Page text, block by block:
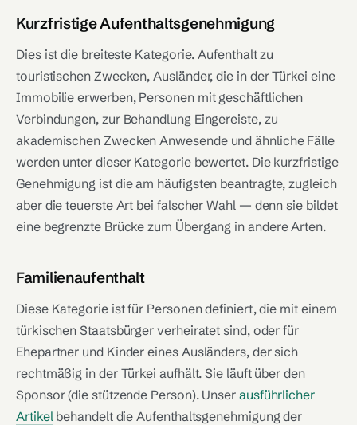
Kurzfristige Aufenthaltsgenehmigung
Dies ist die breiteste Kategorie. Aufenthalt zu
touristischen Zwecken, Ausländer, die in der Türkei eine
Immobilie erwerben, Personen mit geschäftlichen
Verbindungen, zur Behandlung Eingereiste, zu
akademischen Zwecken Anwesende und ähnliche Fälle
werden unter dieser Kategorie bewertet. Die kurzfristige
Genehmigung ist die am häufigsten beantragte, zugleich
aber die teuerste Art bei falscher Wahl — denn sie bildet
eine begrenzte Brücke zum Übergang in andere Arten.
Familienaufenthalt
Diese Kategorie ist für Personen definiert, die mit einem
türkischen Staatsbürger verheiratet sind, oder für
Ehepartner und Kinder eines Ausländers, der sich
rechtmäßig in der Türkei aufhält. Sie läuft über den
Sponsor (die stützende Person). Unser ausführlicher
Artikelbehandelt die Aufenthaltsgenehmigung der